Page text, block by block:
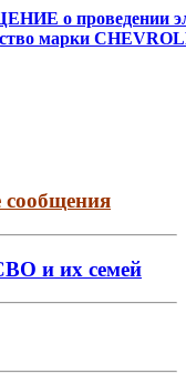
проведении
марки
и их семей